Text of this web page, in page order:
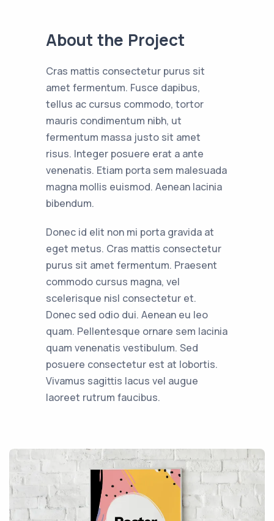
About the Project
Cras mattis consectetur purus sit
amet fermentum. Fusce dapibus,
tellus ac cursus commodo, tortor
mauris condimentum nibh, ut
fermentum massa justo sit amet
risus. Integer posuere erat a ante
venenatis. Etiam porta sem malesuada
magna mollis euismod. Aenean lacinia
bibendum.
Donec id elit non mi porta gravida at
eget metus. Cras mattis consectetur
purus sit amet fermentum. Praesent
commodo cursus magna, vel
scelerisque nisl consectetur et.
Donec sed odio dui. Aenean eu leo
quam. Pellentesque ornare sem lacinia
quam venenatis vestibulum. Sed
posuere consectetur est at lobortis.
Vivamus sagittis lacus vel augue
laoreet rutrum faucibus.